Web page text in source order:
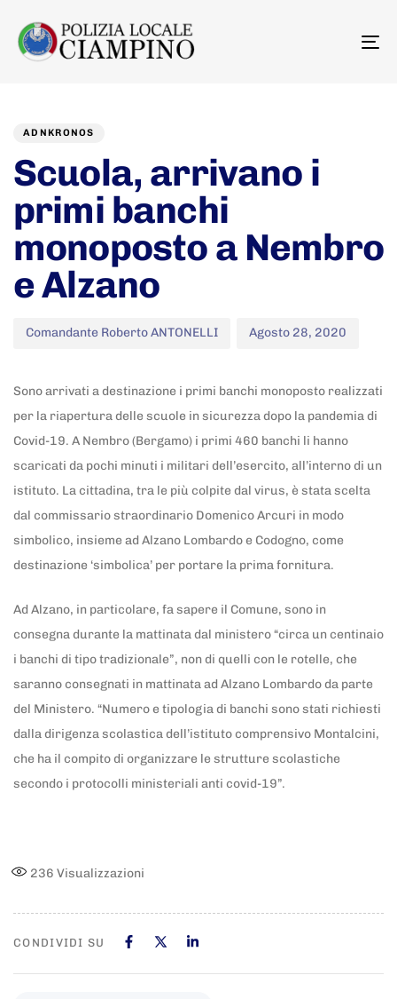
ADNKRONOS
Scuola, arrivano i
primi banchi
monoposto a Nembro
e Alzano
Comandante Roberto ANTONELLI Agosto 28, 2020
Sono arrivati a destinazione i primi banchi monoposto realizzati
per la riapertura delle scuole in sicurezza dopo la pandemia di
Covid-19. A Nembro (Bergamo) i primi 460 banchi li hanno
scaricati da pochi minuti i militari dell’esercito, all’interno di un
istituto. La cittadina, tra le più colpite dal virus, è stata scelta
dal commissario straordinario Domenico Arcuri in modo
simbolico, insieme ad Alzano Lombardo e Codogno, come
destinazione ‘simbolica’ per portare la prima fornitura.
Ad Alzano, in particolare, fa sapere il Comune, sono in
consegna durante la mattinata dal ministero “circa un centinaio
i banchi di tipo tradizionale”, non di quelli con le rotelle, che
saranno consegnati in mattinata ad Alzano Lombardo da parte
del Ministero. “Numero e tipologia di banchi sono stati richiesti
dalla dirigenza scolastica dell’istituto comprensivo Montalcini,
che ha il compito di organizzare le strutture scolastiche
secondo i protocolli ministeriali anti covid-19”.
236 Visualizzazioni
CONDIVIDI SU